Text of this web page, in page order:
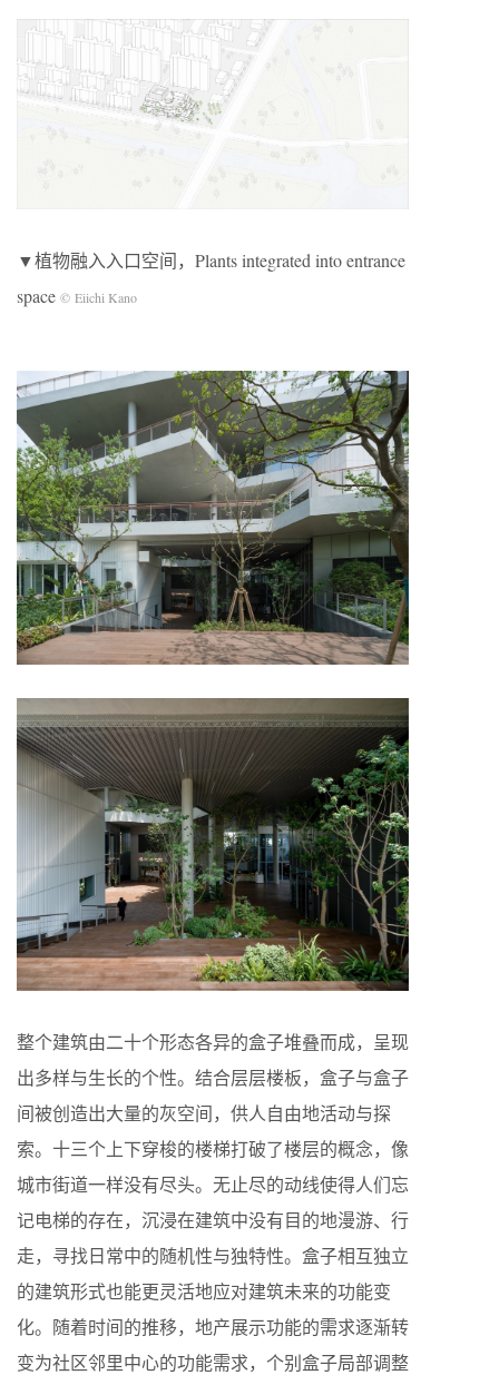
▼植物融入入口空间，Plants integrated into entrance
space © Eiichi Kano
整个建筑由二十个形态各异的盒子堆叠而成，呈现
出多样与生长的个性。结合层层楼板，盒子与盒子
间被创造出大量的灰空间，供人自由地活动与探
索。十三个上下穿梭的楼梯打破了楼层的概念，像
城市街道一样没有尽头。无止尽的动线使得人们忘
记电梯的存在，沉浸在建筑中没有目的地漫游、行
走，寻找日常中的随机性与独特性。盒子相互独立
的建筑形式也能更灵活地应对建筑未来的功能变
化。随着时间的推移，地产展示功能的需求逐渐转
变为社区邻里中心的功能需求，个别盒子局部调整